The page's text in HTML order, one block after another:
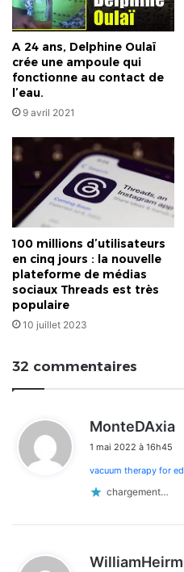
A 24 ans, Delphine Oulaï
crée une ampoule qui
fonctionne au contact de
l’eau.
9 avril 2021
100 millions d’utilisateurs
en cinq jours : la nouvelle
plateforme de médias
sociaux Threads est très
populaire
10 juillet 2023
32 commentaires
MonteDAxia
1 mai 2022 à 16h45
vacuum therapy for ed
chargement…
WilliamHeirm